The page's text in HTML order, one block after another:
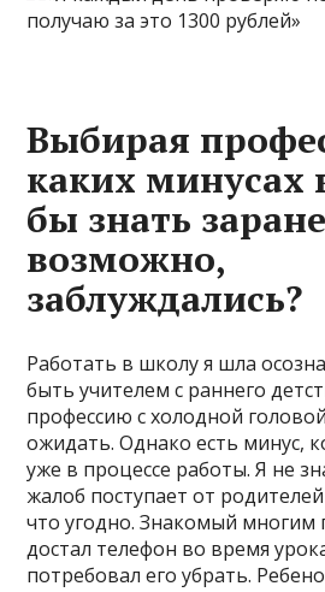
Выбирая
каких минусах
бы знать
возможно,
заблуждались?
Работать в школу я шла
быть учителем с раннего
профессию с холодной
ожидать. Однако есть минус,
уже в процессе работы. Я не
жалоб поступает от
что угодно. Знакомый многим
достал телефон во время
потребовал его убрать.